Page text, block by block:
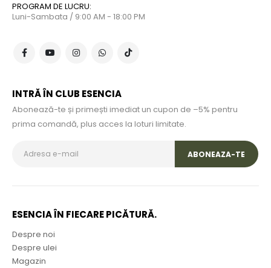
PROGRAM DE LUCRU:
Luni-Sambata / 9:00 AM - 18:00 PM
INTRĂ ÎN CLUB ESENCIA
Abonează-te și primești imediat un cupon de –5% pentru
prima comandă, plus acces la loturi limitate.
ESENCIA ÎN FIECARE PICĂTURĂ.
Despre noi
Despre ulei
Magazin